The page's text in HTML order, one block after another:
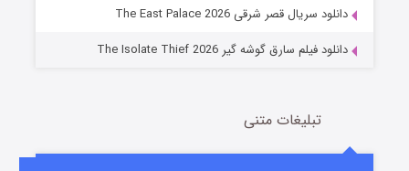
دانلود سریال قصر شرقی The East Palace 2026
دانلود فیلم سارق گوشه گیر The Isolate Thief 2026
تبلیغات متنی